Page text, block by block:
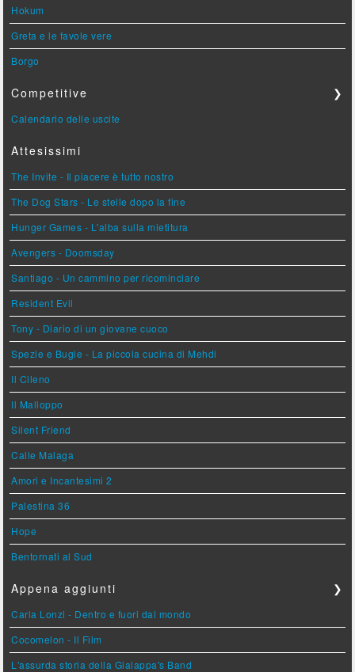
Hokum
Greta e le favole vere
Borgo
Competitive ❯
Calendario delle uscite
Attesissimi
The Invite - Il piacere è tutto nostro
The Dog Stars - Le stelle dopo la fine
Hunger Games - L'alba sulla mietitura
Avengers - Doomsday
Santiago - Un cammino per ricominciare
Resident Evil
Tony - Diario di un giovane cuoco
Spezie e Bugie - La piccola cucina di Mehdi
Il Cileno
Il Malloppo
Silent Friend
Calle Malaga
Amori e Incantesimi 2
Palestina 36
Hope
Bentornati al Sud
Appena aggiunti ❯
Carla Lonzi - Dentro e fuori dal mondo
Cocomelon - Il Film
L'assurda storia della Gialappa's Band